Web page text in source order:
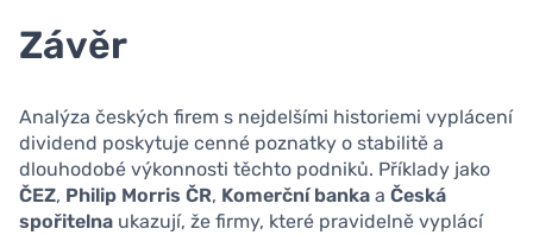
Závěr
Analýza českých firem s nejdelšími historiemi vyplácení
dividend poskytuje cenné poznatky o stabilitě a
dlouhodobé výkonnosti těchto podniků. Příklady jako
ČEZ, Philip Morris ČR, Komerční banka a Česká
spořitelna ukazují, že firmy, které pravidelně vyplácí